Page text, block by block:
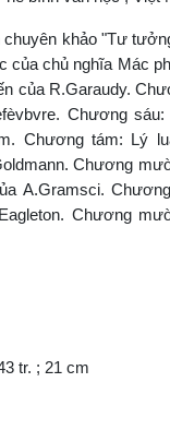
khảo "Tư
chủ nghĩa Mác
của R.Garaudy.
Chương
Chương tám: Lý
Chương
A.Gramsci.
Chương
tr. ; 21 cm